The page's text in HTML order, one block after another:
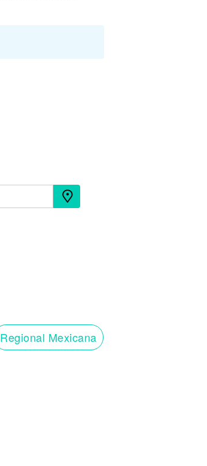
Regional Mexicana